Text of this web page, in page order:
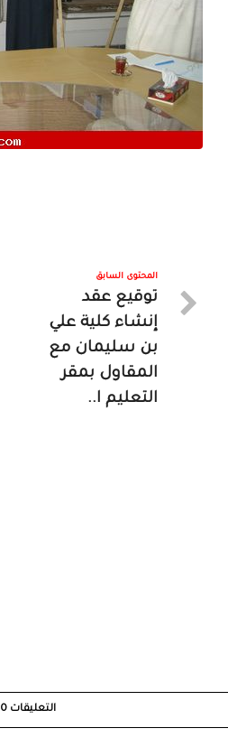
المحتوى السابق
توقيع عقد
إنشاء كلية علي
بن سليمان مع
المقاول بمقر
التعليم ا..
التعليقات 0